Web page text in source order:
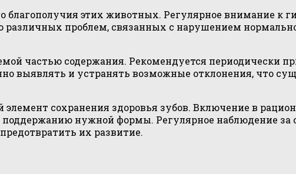
этих животных. Регулярное внимание к
проблем, связанных с нарушением
частью содержания. Рекомендуется периодически
выявлять и устранять возможные отклонения, что
элемент сохранения здоровья зубов. Включение в
нужной формы. Регулярное наблюдение за
их развитие.